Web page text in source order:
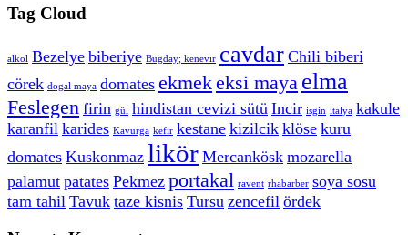
Tag Cloud
alkol Bezelye biberiye Bugday; kenevir cavdar Chili biberi
cörek dogal maya domates ekmekeksi maya elma
Feslegen firin gül hindistan cevizi sütü Incir isgin italya kakule
karanfil karides Kavurga kefir kestane kizilcik klöse kuru
domates Kuskonmaz likör Mercankösk mozarella
palamut patates Pekmez portakal ravent rhabarber soya sosu
tam tahil Tavuk taze kisnis Tursu zencefil ördek